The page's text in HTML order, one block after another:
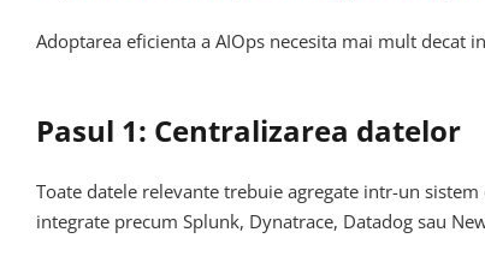
Adoptarea eficienta a AIOps necesita mai mult decat
Pasul 1: Centralizarea datelor
Toate datele relevante trebuie agregate intr-un
integrate precum Splunk, Dynatrace, Datadog sau